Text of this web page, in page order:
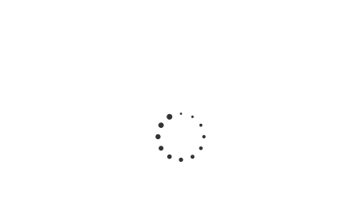
· Handy Medical
Equipment
(Китай)